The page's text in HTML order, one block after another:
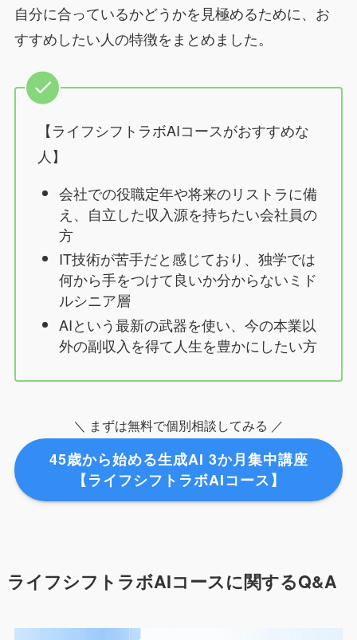
自分に合っているかどうかを見極めるために、お
すすめしたい人の特徴をまとめました。
【ライフシフトラボAIコースがおすすめな
人】
会社での役職定年や将来のリストラに備
え、自立した収入源を持ちたい会社員の
方
IT技術が苦手だと感じており、独学では
何から手をつけて良いか分からないミド
ルシニア層
AIという最新の武器を使い、今の本業以
外の副収入を得て人生を豊かにしたい方
＼ まずは無料で個別相談してみる ／
45歳から始める生成AI 3か月集中講座
【ライフシフトラボAIコース】
ライフシフトラボAIコースに関するQ&A